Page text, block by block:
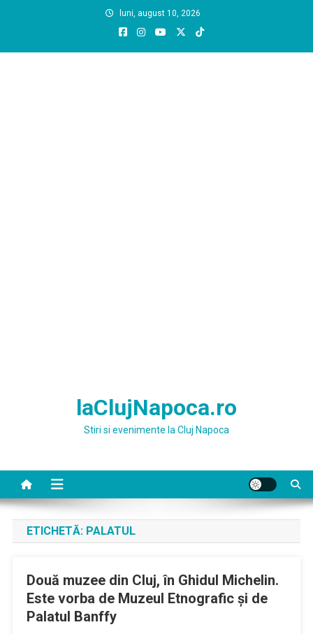
luni, august 10, 2026
laClujNapoca.ro
Stiri si evenimente la Cluj Napoca
ETICHETĂ: PALATUL
Două muzee din Cluj, în Ghidul Michelin.
Este vorba de Muzeul Etnografic şi de
Palatul Banffy